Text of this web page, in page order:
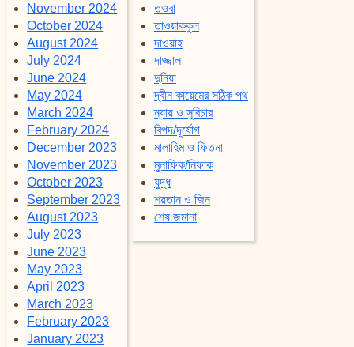
November 2024
October 2024
August 2024
July 2024
June 2024
May 2024
March 2024
February 2024
December 2023
November 2023
October 2023
September 2023
August 2023
July 2023
June 2023
May 2023
April 2023
March 2023
February 2023
January 2023
তওবা
তাওয়াককুল
দাওয়াহ
দাজ্জাল
দুনিয়া
দ্বীন কায়েমের সঠিক পথ
ন্যায় ও সুবিচার
বিপদ/দূর্যোগ
মালাহিম ও ফিতনা
মুনাফিক/নিফাক
যুদ্ধ
শয়তান ও জিন
শেষ জমানা